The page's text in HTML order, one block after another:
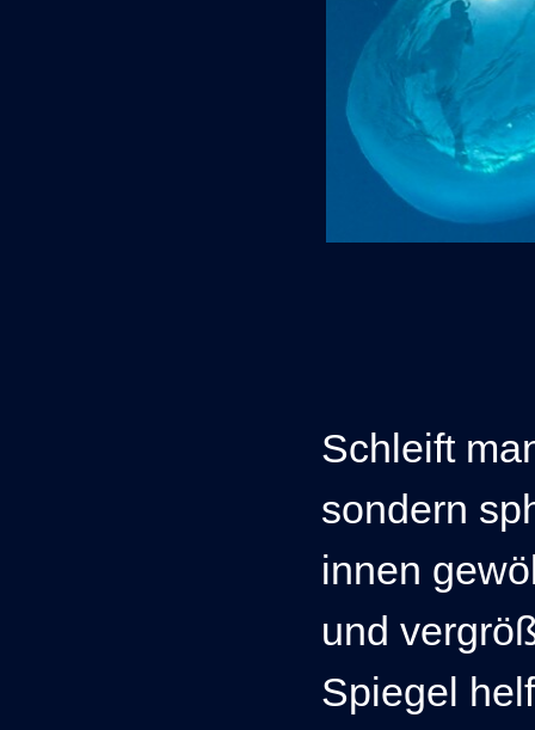
Schleift
sondern
innen
und
Spiegel